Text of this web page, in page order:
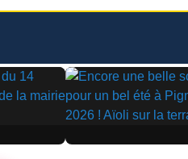
▶